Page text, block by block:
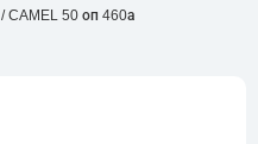
/ CAMEL 50 оп 460а